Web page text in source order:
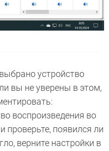
устройство
вы не уверены в этом,
воспроизведения во
появился ли
верните настройки в